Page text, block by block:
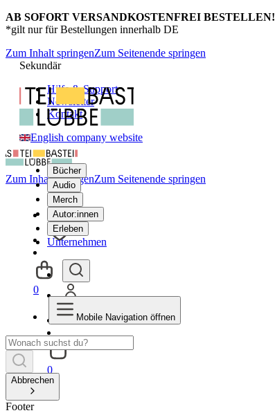
AB SOFORT VERSANDKOSTENFREI BESTELLEN!
*gilt nur für Bestellungen innerhalb DE
Zum Inhalt springenZum Seitenende springen
Sekundär
Hilfe & Support
Newsletter
Kontakt
English company website
Bücher
Audio
Merch
Autor:innen
Erleben
Unternehmen
0
Zum Inhalt springenZum Seitenende springen
0
Mobile Navigation öffnen
Abbrechen
Footer